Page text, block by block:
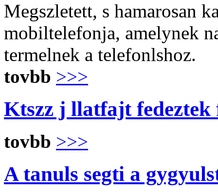
Megszletett, s hamarosan
mobiltelefonja, amelynek
termelnek a telefonlshoz.
tovbb >>>
Ktszz j llatfajt fedeztek
tovbb >>>
A tanuls segti a